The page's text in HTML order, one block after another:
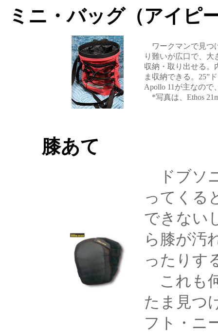
ミニ・バッグ（アイピ
ワークマンで見つ
り難いが広口で、大
収納・取り出せる。
ま収納できる。25”
Apollo 11が主なの
*写真は、Ethos
膝あて
ドブソ
ってくる
できない
ら膝が汚
ったりす
これも
たま見つ
フト・ニ